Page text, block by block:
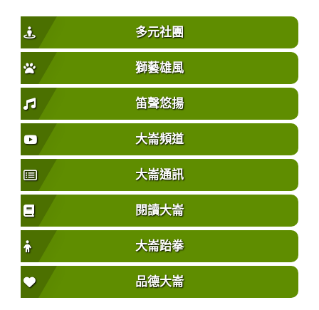
多元社團
獅藝雄風
笛聲悠揚
大崙頻道
大崙通訊
閱讀大崙
大崙跆拳
品德大崙